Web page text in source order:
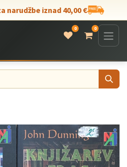
narudžbe iznad 40,00 €
0 0